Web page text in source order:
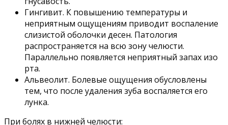
Гингивит. К повышению температуры и
неприятным ощущениям приводит воспаление
слизистой оболочки десен. Патология
распространяется на всю зону челюсти.
Параллельно появляется неприятный запах изо
рта.
Альвеолит. Болевые ощущения обусловлены
тем, что после удаления зуба воспаляется его
лунка.
При болях в нижней челюсти: